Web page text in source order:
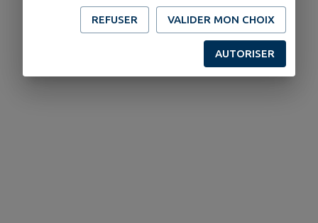
REFUSER VALIDER MON CHOIX
AUTORISER